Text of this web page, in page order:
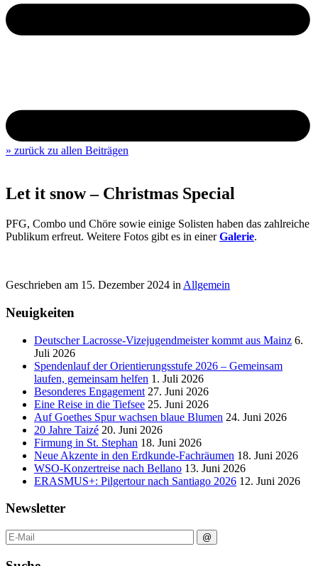
» zurück zu allen Beiträgen
Let it snow – Christmas Special
PFG, Combo und Chöre sowie einige Solisten haben das zahlreiche
Publikum erfreut. Weitere Fotos gibt es in einerGalerie.
Geschrieben am 15. Dezember 2024 in Allgemein
Neuigkeiten
Deutscher Lacrosse-Vizejugendmeister kommt aus Mainz 6.
Juli 2026
Spendenlauf der Orientierungsstufe 2026 – Gemeinsam
laufen, gemeinsam helfen 1. Juli 2026
Besonderes Engagement 27. Juni 2026
Eine Reise in die Tiefsee 25. Juni 2026
Auf Goethes Spur wachsen blaue Blumen 24. Juni 2026
20 Jahre Taizé 20. Juni 2026
Firmung in St. Stephan 18. Juni 2026
Neue Akzente in den Erdkunde‑Fachräumen 18. Juni 2026
WSO-Konzertreise nach Bellano 13. Juni 2026
ERASMUS+: Pilgertour nach Santiago 2026 12. Juni 2026
Newsletter